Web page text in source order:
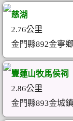
慈湖
2.76公里
金門縣892金寧
豐蓮山牧馬侯祠
2.86公里
金門縣893金城